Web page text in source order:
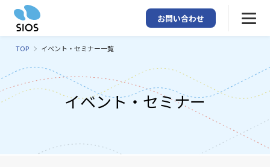
お問い合わせ
TOP イベント・セミナー一覧
イベント・セミナー